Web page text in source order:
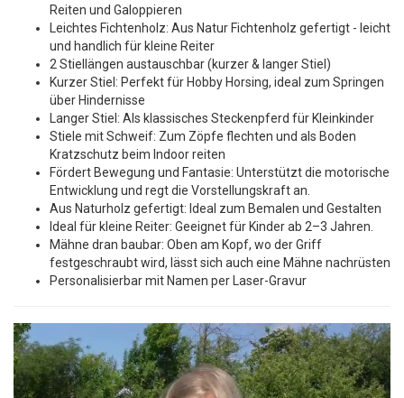
Reiten und Galoppieren
Leichtes Fichtenholz: Aus Natur Fichtenholz gefertigt - leicht
und handlich für kleine Reiter
2 Stiellängen austauschbar (kurzer & langer Stiel)
Kurzer Stiel: Perfekt für Hobby Horsing, ideal zum Springen
über Hindernisse
Langer Stiel: Als klassisches Steckenpferd für Kleinkinder
Stiele mit Schweif: Zum Zöpfe flechten und als Boden
Kratzschutz beim Indoor reiten
Fördert Bewegung und Fantasie: Unterstützt die motorische
Entwicklung und regt die Vorstellungskraft an.
Aus Naturholz gefertigt: Ideal zum Bemalen und Gestalten
Ideal für kleine Reiter: Geeignet für Kinder ab 2–3 Jahren.
Mähne dran baubar: Oben am Kopf, wo der Griff
festgeschraubt wird, lässt sich auch eine Mähne nachrüsten
Personalisierbar mit Namen per Laser-Gravur